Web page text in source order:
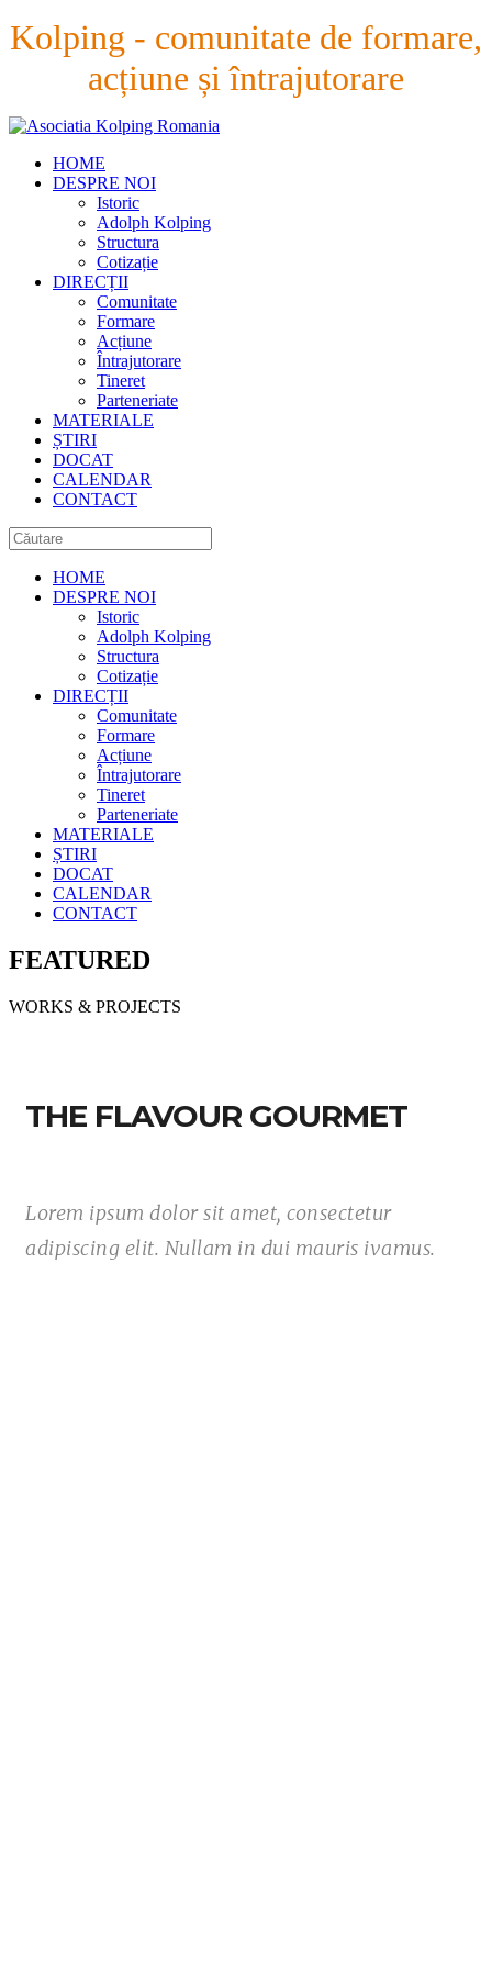
Kolping - comunitate de formare,
acțiune și întrajutorare
HOME
DESPRE NOI
Istoric
Adolph Kolping
Structura
Cotizație
DIRECȚII
Comunitate
Formare
Acțiune
Întrajutorare
Tineret
Parteneriate
MATERIALE
ȘTIRI
DOCAT
CALENDAR
CONTACT
HOME
DESPRE NOI
Istoric
Adolph Kolping
Structura
Cotizație
DIRECȚII
Comunitate
Formare
Acțiune
Întrajutorare
Tineret
Parteneriate
MATERIALE
ȘTIRI
DOCAT
CALENDAR
CONTACT
FEATURED
WORKS & PROJECTS
THE FLAVOUR GOURMET
Lorem ipsum dolor sit amet, consectetur
adipiscing elit. Nullam in dui mauris ivamus.